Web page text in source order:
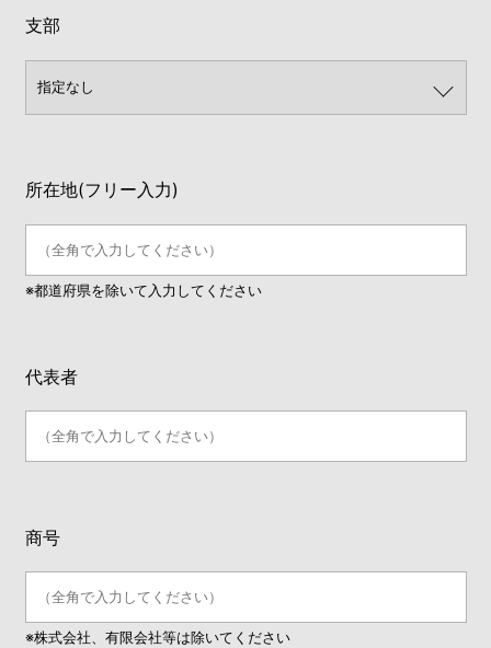
支部
所在地(フリー入力)
※都道府県を除いて入力してください
代表者
商号
※株式会社、有限会社等は除いてください